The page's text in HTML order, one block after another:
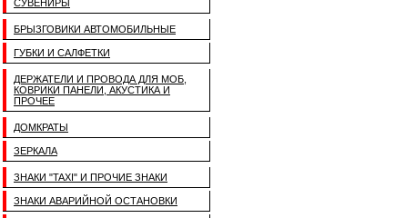
СУВЕНИРЫ
БРЫЗГОВИКИ АВТОМОБИЛЬНЫЕ
ГУБКИ И САЛФЕТКИ
ДЕРЖАТЕЛИ И ПРОВОДА ДЛЯ МОБ,
КОВРИКИ ПАНЕЛИ, АКУСТИКА И
ПРОЧЕЕ
ДОМКРАТЫ
ЗЕРКАЛА
ЗНАКИ "TAXI" И ПРОЧИЕ ЗНАКИ
ЗНАКИ АВАРИЙНОЙ ОСТАНОВКИ